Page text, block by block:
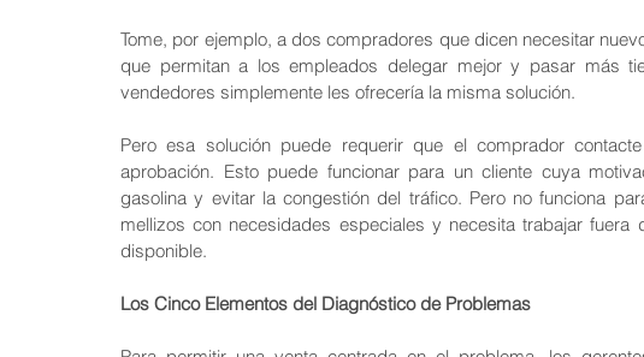
Tome, por ejemplo, a dos compradores que dicen necesitar
que permitan a los empleados delegar mejor y pasar más
vendedores simplemente les ofrecería la misma solución.
Pero esa solución puede requerir que el comprador
aprobación. Esto puede funcionar para un cliente cuya
gasolina y evitar la congestión del tráfico. Pero no funciona
mellizos con necesidades especiales y necesita trabajar
disponible.
Los Cinco Elementos del Diagnóstico de Problemas